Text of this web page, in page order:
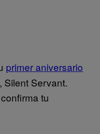
primer aniversario
Silent Servant.
tu